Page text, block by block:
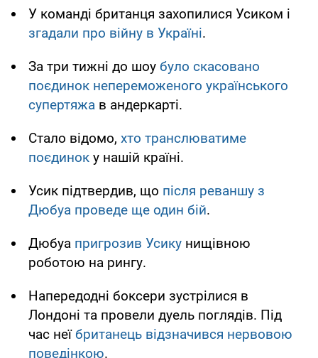
У команді британця захопилися Усиком і
згадали про війну в Україні.
За три тижні до шоу було скасовано
поєдинок непереможеного українського
супертяжа в андеркарті.
Стало відомо, хто транслюватиме
поєдинок у нашій країні.
Усик підтвердив, що після реваншу з
Дюбуа проведе ще один бій.
Дюбуа пригрозив Усику нищівною
роботою на рингу.
Напередодні боксери зустрілися в
Лондоні та провели дуель поглядів. Під
час неї британець відзначився нервовою
поведінкою.